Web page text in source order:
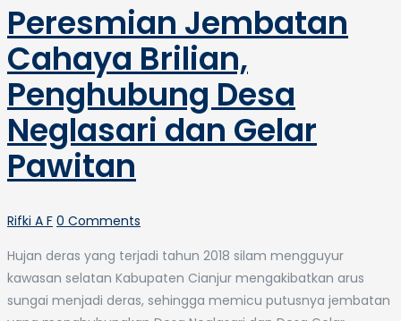
Peresmian Jembatan
Cahaya Brilian,
Penghubung Desa
Neglasari dan Gelar
Pawitan
Author
Rifki A F 0 Comments
Hujan deras yang terjadi tahun 2018 silam mengguyur
kawasan selatan Kabupaten Cianjur mengakibatkan arus
sungai menjadi deras, sehingga memicu putusnya jembatan